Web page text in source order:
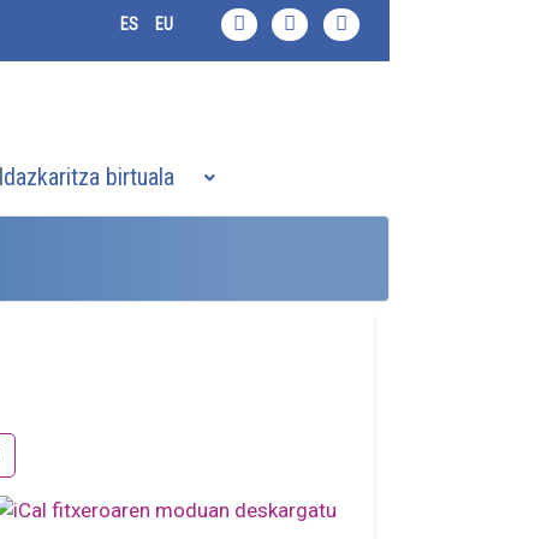
ES EU
Idazkaritza birtuala